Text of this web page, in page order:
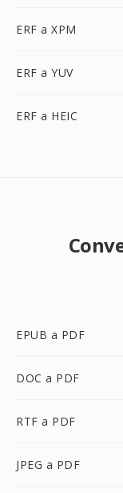
ERF a XPM
ERF a YUV
ERF a HEIC
EPUB a PDF
DOC a PDF
RTF a PDF
JPEG a PDF